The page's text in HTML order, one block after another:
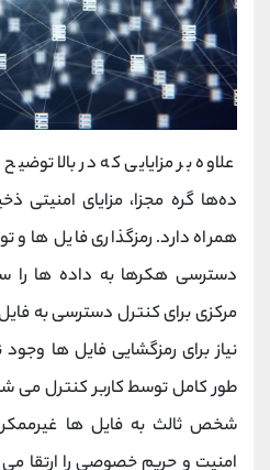
علاوه بر مزایایی که در بالا
ده‌ها گره مجزا، مزایای امنیتی
همراه دارد. رمزگذاری فایل ها و
دسترسی هکرها به داده ها
مرکزی برای کنترل دسترسی به
نیاز برای رمزگشایی فایل ها وجود
طور کامل توسط کاربر کنترل می
شخص ثالث به فایل ها
امنیت و حریم خصوصی را ارتقا